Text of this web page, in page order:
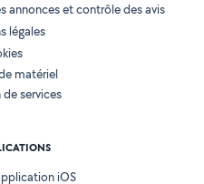
annonces et contrôle des avis
légales
matériel
services
iOS